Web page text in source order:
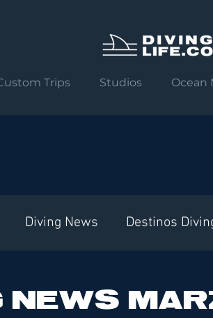
Trips Studios Ocean
Diving News Destinos
NEWS